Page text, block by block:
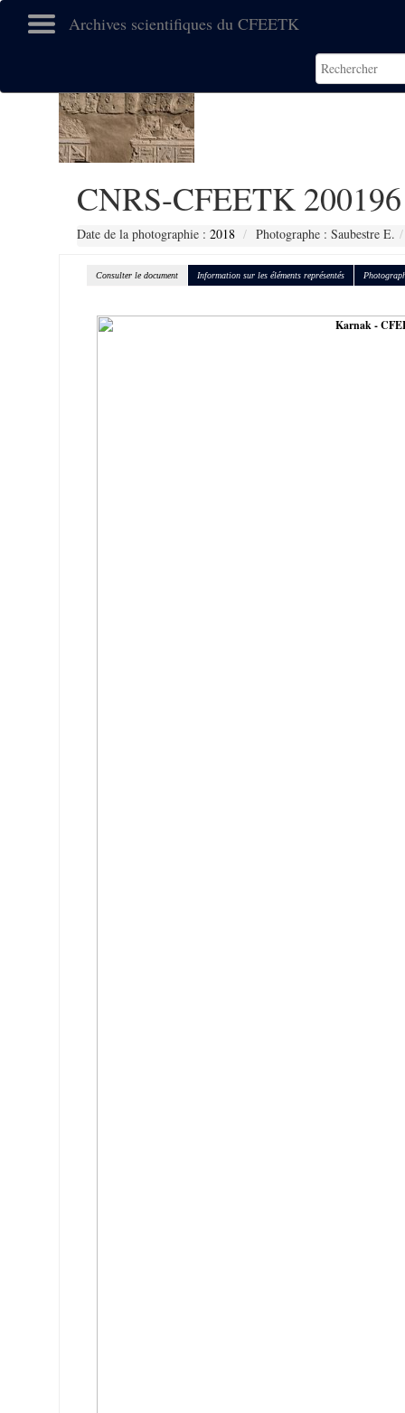
Archives scientifiques du CFEETK
CNRS-CFEETK 200196
Date de la photographie : 2018 Photographe : Saubestre E.
Consulter le document Information sur les éléments représentés